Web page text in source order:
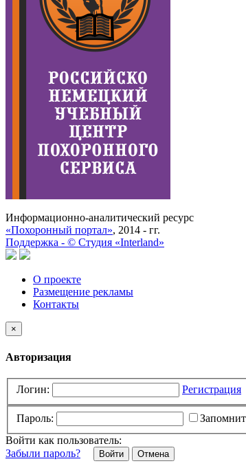
Информационно-аналитический ресурс
«Похоронный портал», 2014 - гг.
Поддержка - © Cтудия «Interland»
О проекте
Размещение рекламы
Контакты
×
Авторизация
Логин: Регистрация
Пароль:
Войти как пользователь:
Забыли пароль?
Отмена